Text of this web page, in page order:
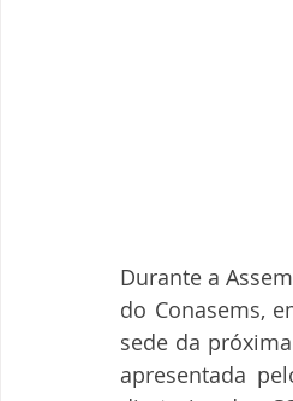
Durante a
do Conasems,
sede da
apresentada